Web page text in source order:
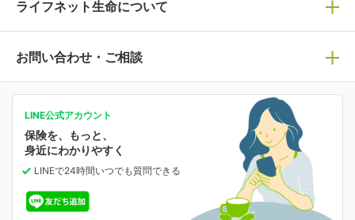
保険の基礎知識や選び方を解説！
人生のステージに必要な保険がわかる！
保険ジャンバラヤ
あなたの人生と保険選びのためのWebメディア
選ばれる理由・評判
ライフネット生命の特長
ライフネット生命が選ばれる理由がわかる！
万が一に備える
病気や手術に備える
がん保険
がんに備える
女性保険
就業不能保険
就業不能状態に備える
マイページログイン
ご契約内容の確認
お客さま情報の確認・変更
保険料の支払い方法の変更
中断したお申し込みの再開
お申し込み後の状況確認
減額・解約・追加契約の申し込み など
ライフネット生命について
ライフネット生命についてトップ
会社情報
業績・財務情報
保険金等の支払状況
お問い合わせ・ご相談
保険相談サービス
よくあるご質問
LINE公式アカウント
保険を、もっと、
身近にわかりやすく
LINEで24時間いつでも質問できる